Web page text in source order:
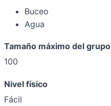
Buceo
Agua
Tamaño máximo del grupo
100
Nivel físico
Fácil